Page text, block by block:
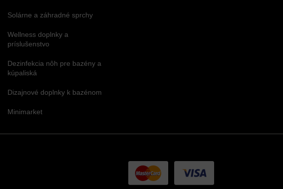
Solárne a záhradné sprchy
Wellness doplnky a
príslušenstvo
Dezinfekcia nôh pre bazény a
kúpaliská
Dizajnové doplnky k bazénom
Minimarket